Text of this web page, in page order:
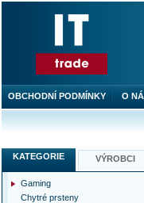
KATEGORIE VÝROBCI
Gaming
Chytré prsteny
OBCHODNÍ PODMÍNKY O